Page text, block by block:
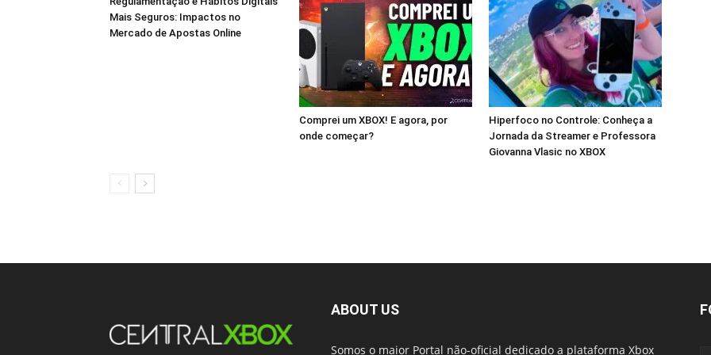
Mais Seguros: Impactos no
Mercado de Apostas Online
Comprei um XBOX! E agora, por
onde começar?
Hiperfoco no Controle: Conheça a
Jornada da Streamer e Professora
Giovanna Vlasic no XBOX
ABOUT US
Somos o maior Portal não-oficial dedicado a plataforma Xbox